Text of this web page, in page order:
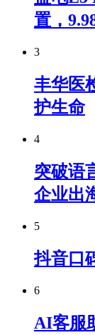
置，
3
丰华医
护生命
4
突破语
企业出
5
抖音口
6
AI客服